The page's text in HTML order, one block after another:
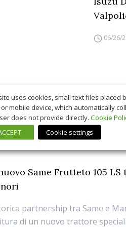
06/26/
Same Frutteto 105
partnership tra Same e
di un nuovo trattore
uses cookies, small text files placed
mobile device, which automatically
does not provide directly. Cookie
Cookie settings